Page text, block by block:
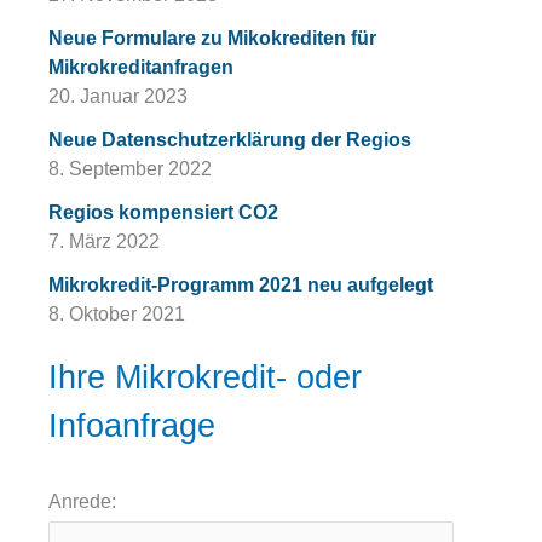
Neue Formulare zu Mikokrediten für
Mikrokreditanfragen
20. Januar 2023
Neue Datenschutzerklärung der Regios
8. September 2022
Regios kompensiert CO2
7. März 2022
Mikrokredit-Programm 2021 neu aufgelegt
8. Oktober 2021
Ihre Mikrokredit- oder
Infoanfrage
Anrede: